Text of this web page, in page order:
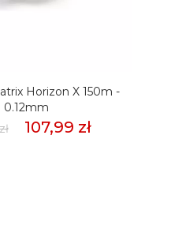
Horizon X 150m -
0.12mm
107,99 zł